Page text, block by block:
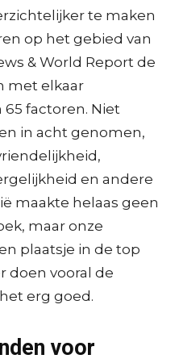
te maken
op het gebied van
& World Report de
met elkaar
65 factoren. Niet
in acht genomen,
en andere
maakte helaas geen
maar onze
plaatsje in de top
doen vooral de
erg goed.
voor